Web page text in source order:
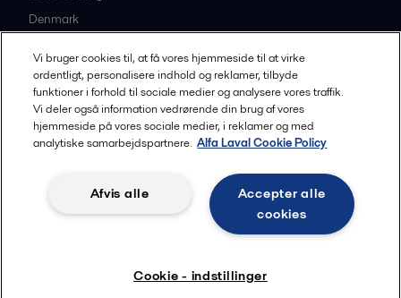
Denmark
All offices and partners
© 2015-2026, ALFA LAVAL
Legal terms and conditions
Community guidelines
Vi bruger cookies til, at få vores hjemmeside til at virke
ordentligt, personalisere indhold og reklamer, tilbyde
funktioner i forhold til sociale medier og analysere vores traffik.
Vi deler også information vedrørende din brug af vores
hjemmeside på vores sociale medier, i reklamer og med
analytiske samarbejdspartnere. Alfa Laval Cookie Policy
Accepter alle
cookies
Afvis alle
Cookie - indstillinger